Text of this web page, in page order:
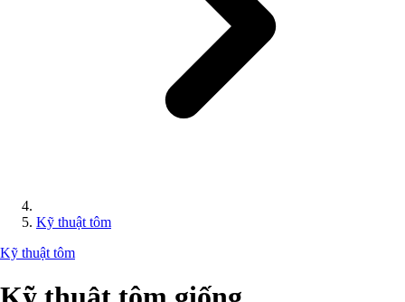
Kỹ thuật tôm
Kỹ thuật tôm